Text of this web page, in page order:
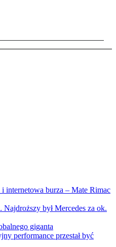
internetowa burza – Mate Rimac
był Mercedes za ok.
giganta
performance przestał być